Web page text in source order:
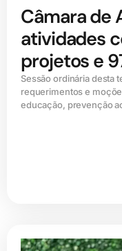
Câmara de
atividades
projetos e
Sessão ordinária desta
requerimentos e
educação, prevenção